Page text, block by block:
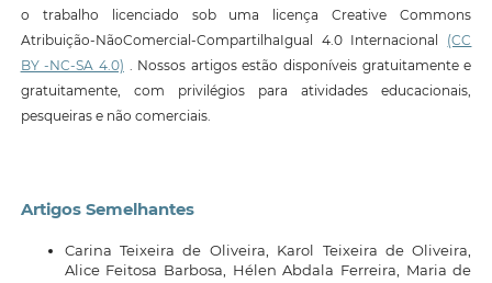
o trabalho licenciado sob uma licença Creative Commons
Atribuição-NãoComercial-CompartilhaIgual 4.0 Internacional (CC
BY -NC-SA 4.0) . Nossos artigos estão disponíveis gratuitamente e
gratuitamente, com privilégios para atividades educacionais,
pesqueiras e não comerciais.
Artigos Semelhantes
Carina Teixeira de Oliveira, Karol Teixeira de Oliveira,
Alice Feitosa Barbosa, Hélen Abdala Ferreira, Maria de